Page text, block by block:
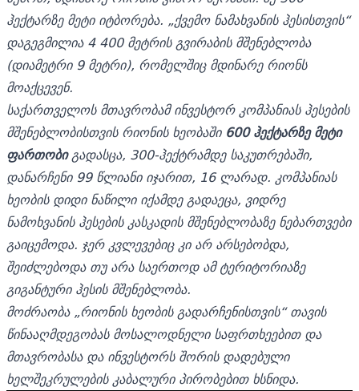
ჰექტარზე მეტი იტბორება. „ქვემო ნამახვანის ჰესისთვის“
დაგეგმილია 4 400 მეტრის გვირაბის მშენებლობა
(დიამეტრი 9 მეტრი), რომელშიც მდინარე რიონს
მოაქცევენ.
საქართველოს მთავრობამ ინვესტორ კომპანიას ჰესების
მშენებლობისთვის რიონის ხეობაში 600 ჰექტარზე მეტი
ფართობიგადასცა, 300-ჰექტრამდე საკუთრებაში,
დანარჩენი 99 წლიანი იჯარით, 16 ლარად. კომპანიას
ხეობის დიდი ნაწილი იქამდე გადაეცა, ვიდრე
ნამოხვანის ჰესების კასკადის მშენებლობაზე ნებართვები
გაიცემოდა. ჯერ კვლევებიც კი არ არსებობდა,
შეიძლებოდა თუ არა საერთოდ ამ ტერიტორიაზე
გიგანტური ჰესის მშენებლობა.
მოძრაობა „რიონის ხეობის გადარჩენისთვის“ თავის
წინააღმდეგობას მოსალოდნელი საფრთხეებით და
მთავრობასა და ინვესტორს შორის დადებული
ხელშეკრულების კაბალური პირობებით ხსნიდა.